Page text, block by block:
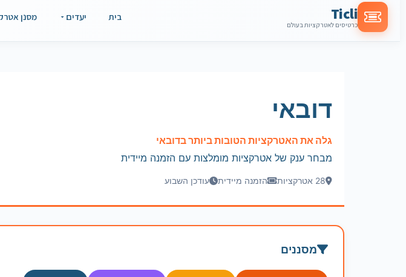
Ticli
כרטיסים לאטרקציות בעולם
בית יעדים מסנן
דובאי
גלה את האטרקציות הטובות ביותר בדובאי
מבחר ענק של אטרקציות מומלצות עם הזמנה מיידית
28 אטרקציות הזמנה מיידית עודכן השבוע
מסננים